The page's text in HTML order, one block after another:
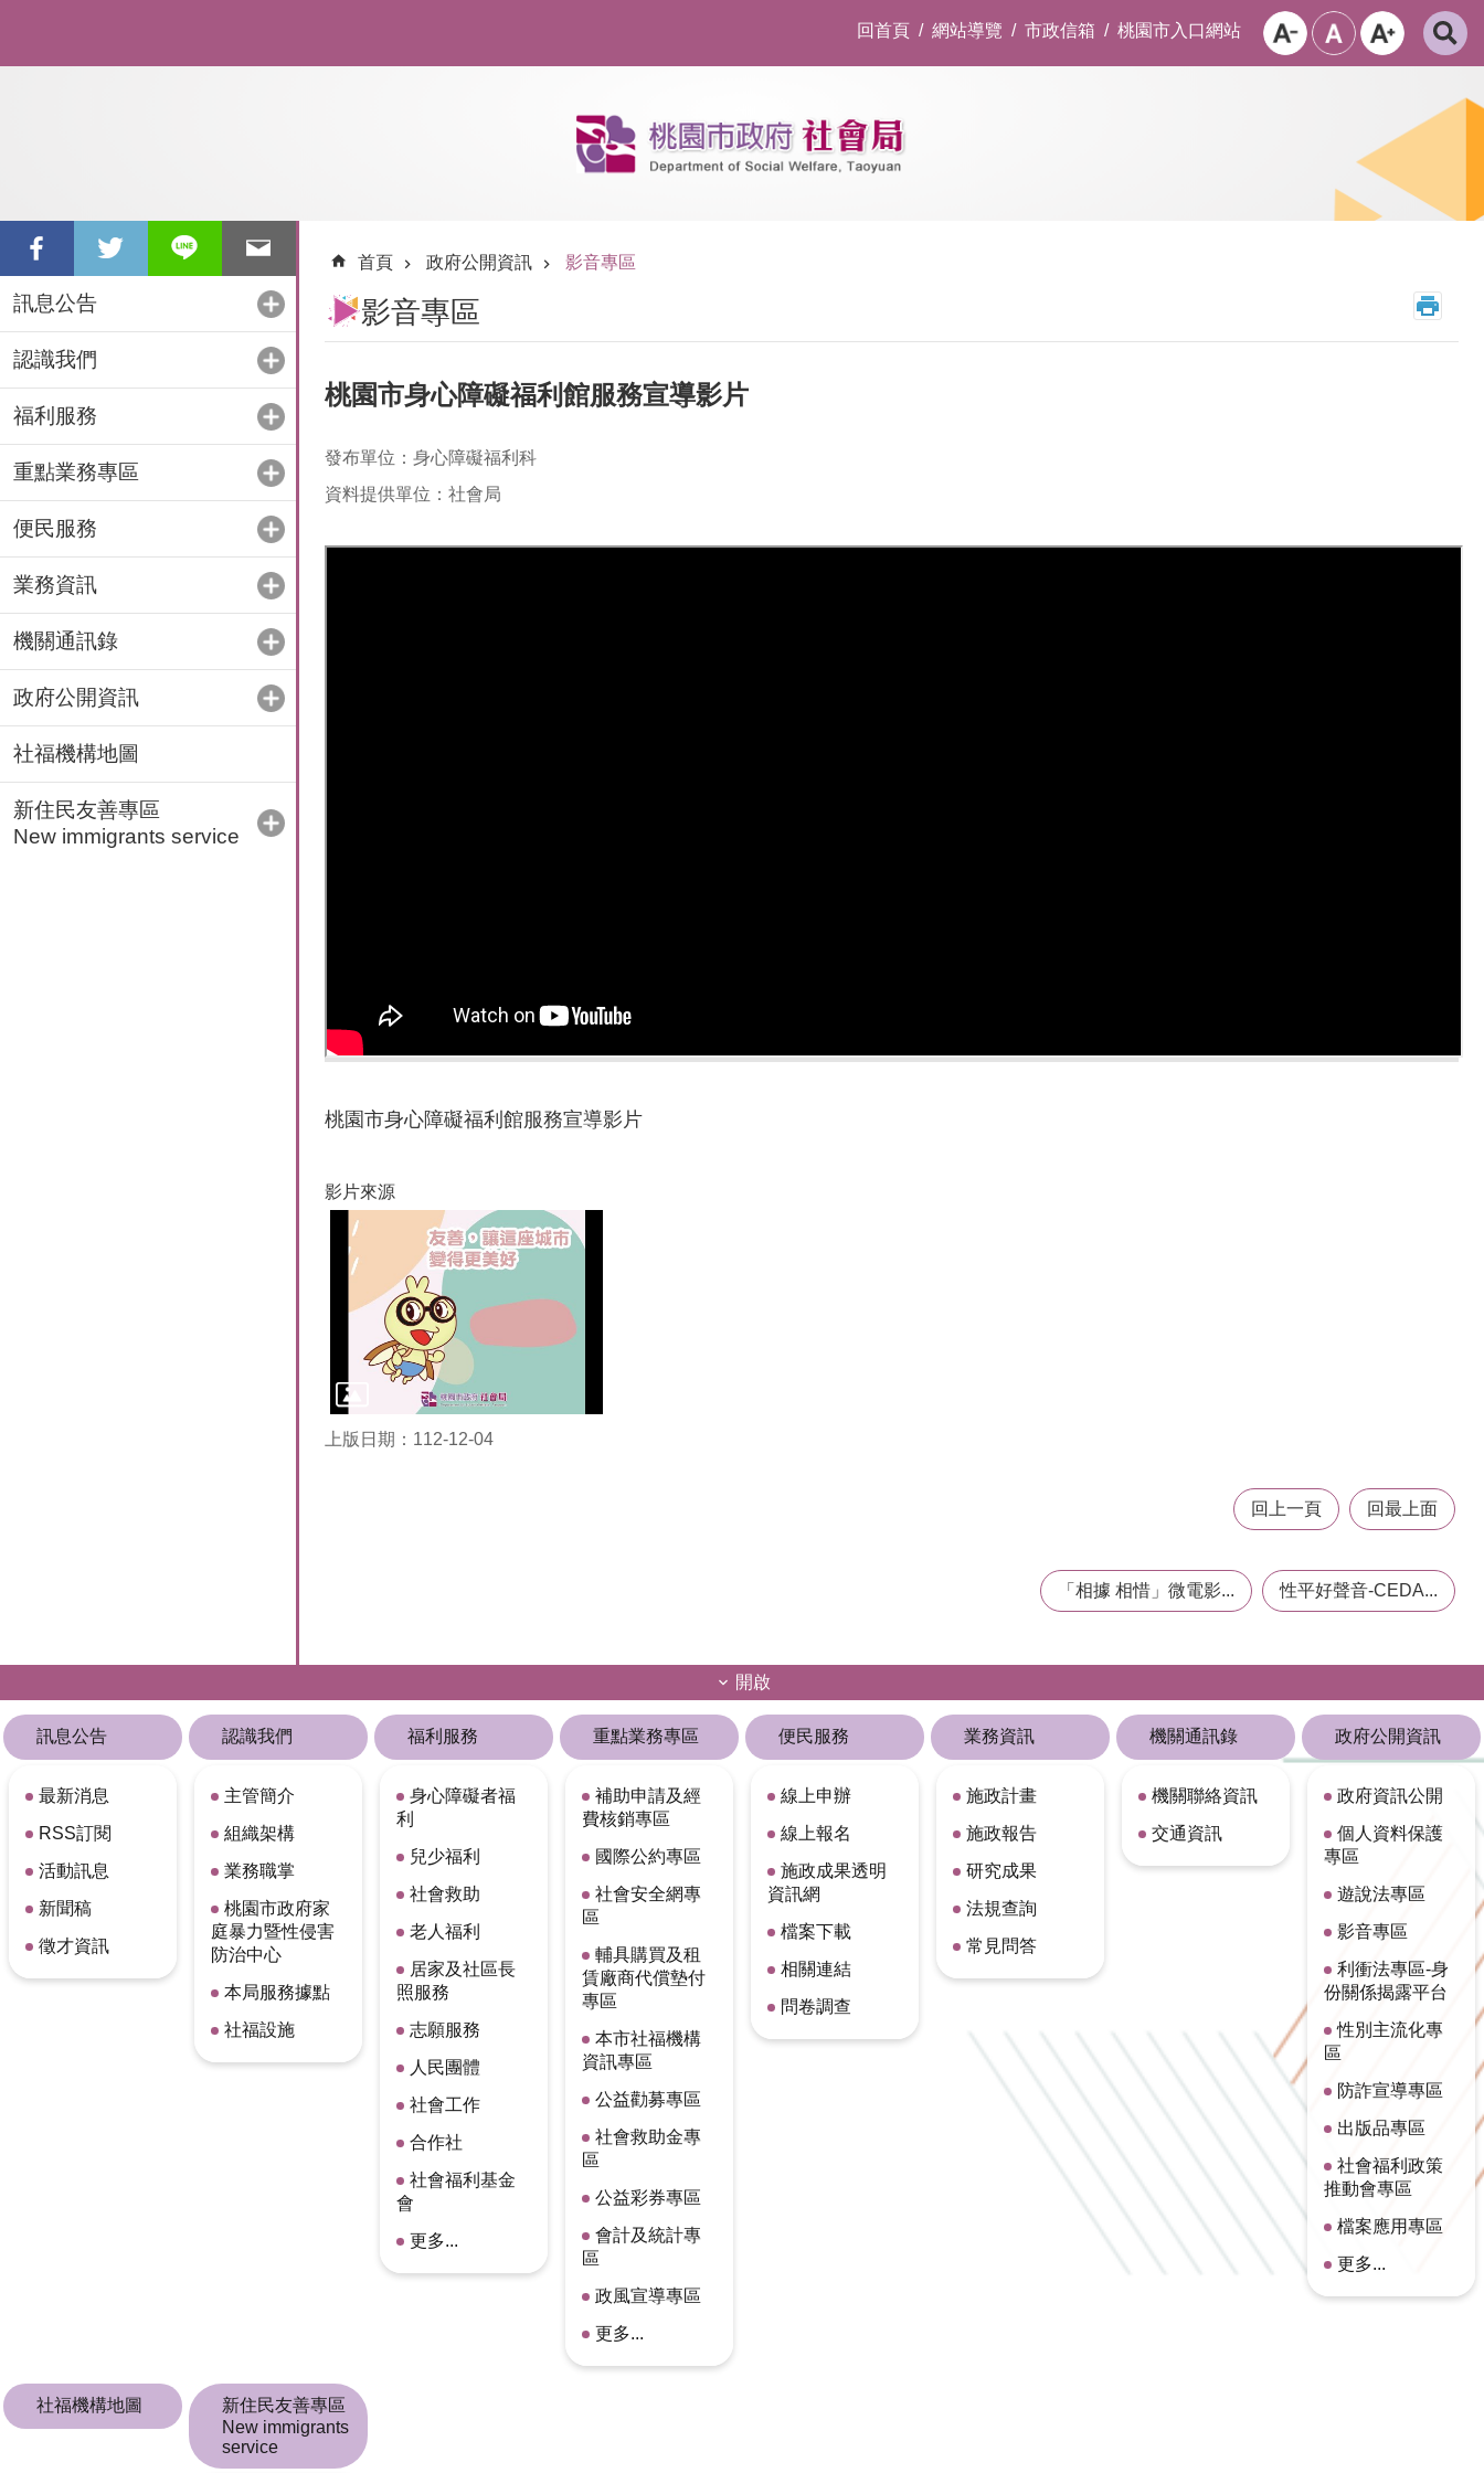
回首頁 網站導覽 市政信箱 桃園市入口網站
訊息公告
認識我們
福利服務
重點業務專區
便民服務
業務資訊
機關通訊錄
政府公開資訊
社福機構地圖
新住民友善專區
New immigrants service
首頁 政府公開資訊 影音專區
影音專區
桃園市身心障礙福利館服務宣導影片
發布單位：身心障礙福利科
資料提供單位：社會局
桃園市身心障礙福利館服務宣導影片
影片來源
上版日期：112-12-04
回上一頁 回最上面
「相據 相惜」微電影... 性平好聲音-CEDA...
開啟
訊息公告
最新消息
RSS訂閱
活動訊息
新聞稿
徵才資訊
認識我們
主管簡介
組織架構
業務職掌
桃園市政府家
庭暴力暨性侵害
防治中心
本局服務據點
社福設施
福利服務
身心障礙者福
利
兒少福利
社會救助
老人福利
居家及社區長
照服務
志願服務
人民團體
社會工作
合作社
社會福利基金
會
更多...
重點業務專區
補助申請及經
費核銷專區
國際公約專區
社會安全網專
區
輔具購買及租
賃廠商代償墊付
專區
本市社福機構
資訊專區
公益勸募專區
社會救助金專
區
公益彩券專區
會計及統計專
區
政風宣導專區
更多...
便民服務
線上申辦
線上報名
施政成果透明
資訊網
檔案下載
相關連結
問卷調查
業務資訊
施政計畫
施政報告
研究成果
法規查詢
常見問答
機關通訊錄
機關聯絡資訊
交通資訊
政府公開資訊
政府資訊公開
個人資料保護
專區
遊說法專區
影音專區
利衝法專區-身
份關係揭露平台
性別主流化專
區
防詐宣導專區
出版品專區
社會福利政策
推動會專區
檔案應用專區
更多...
社福機構地圖
新住民友善專區
New immigrants
service